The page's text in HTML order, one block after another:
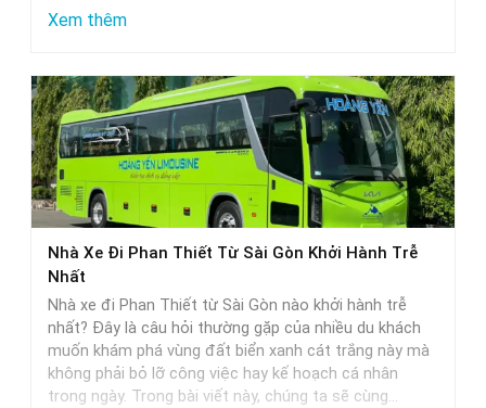
Xem thêm:
Limousine
Phòng
Đôi
Sài
Gòn
Phan
Thiết
Lựa
Chọn
Hoàn
Nhà Xe Đi Phan Thiết Từ Sài Gòn Khởi Hành Trễ
Nhất
Nhà xe đi Phan Thiết từ Sài Gòn nào khởi hành trễ
nhất? Đây là câu hỏi thường gặp của nhiều du khách
muốn khám phá vùng đất biển xanh cát trắng này mà
không phải bỏ lỡ công việc hay kế hoạch cá nhân
trong ngày. Trong bài viết này, chúng ta sẽ cùng…